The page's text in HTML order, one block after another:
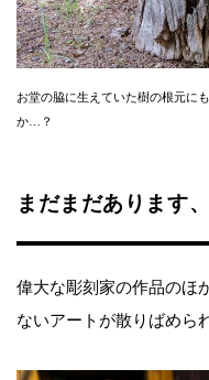
お堂の脇に生えていた樹の根元に
か…？
まだまだあります
偉大な彫刻家の作品のほ
ないアートが散りばめら